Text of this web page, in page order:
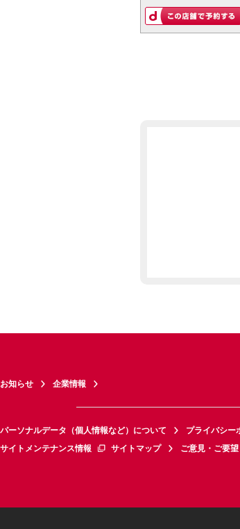
お知らせ 企業情報
パーソナルデータ（個人情報など）について プライバシー
サイトメンテナンス情報
サイトマップ ご意見・ご要望